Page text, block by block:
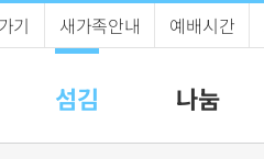
기 새가족안내 예배시간
섬김 나눔